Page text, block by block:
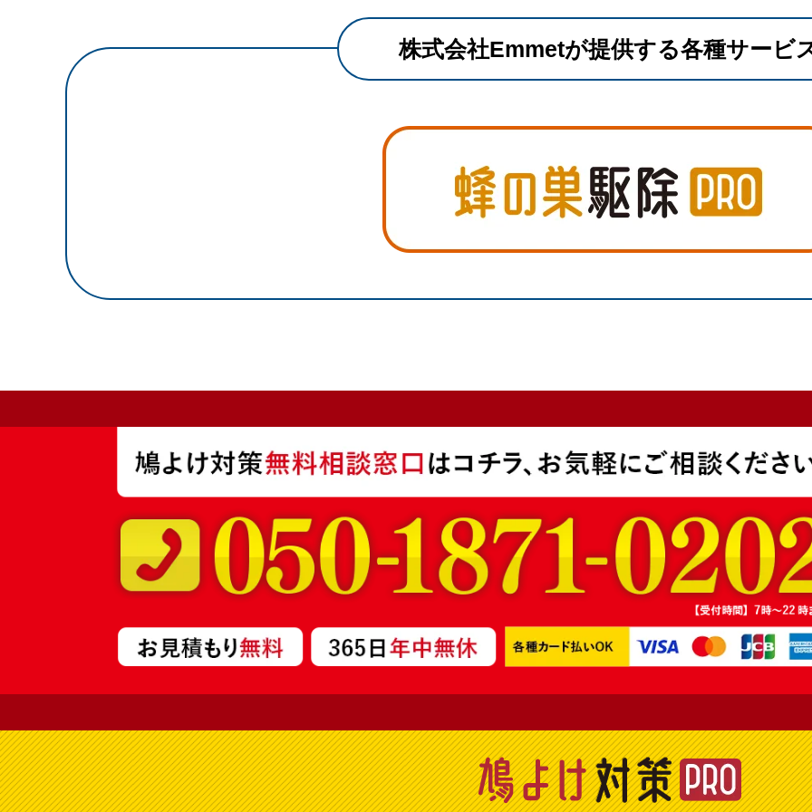
株式会社Emmetが提供する各種サービ